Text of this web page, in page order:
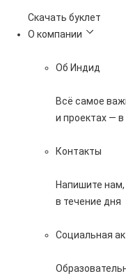
Скачать буклет
О компании
Об Индид
Всё самое
и проектах —
Контакты
Напишите
в течение дня
Социальная